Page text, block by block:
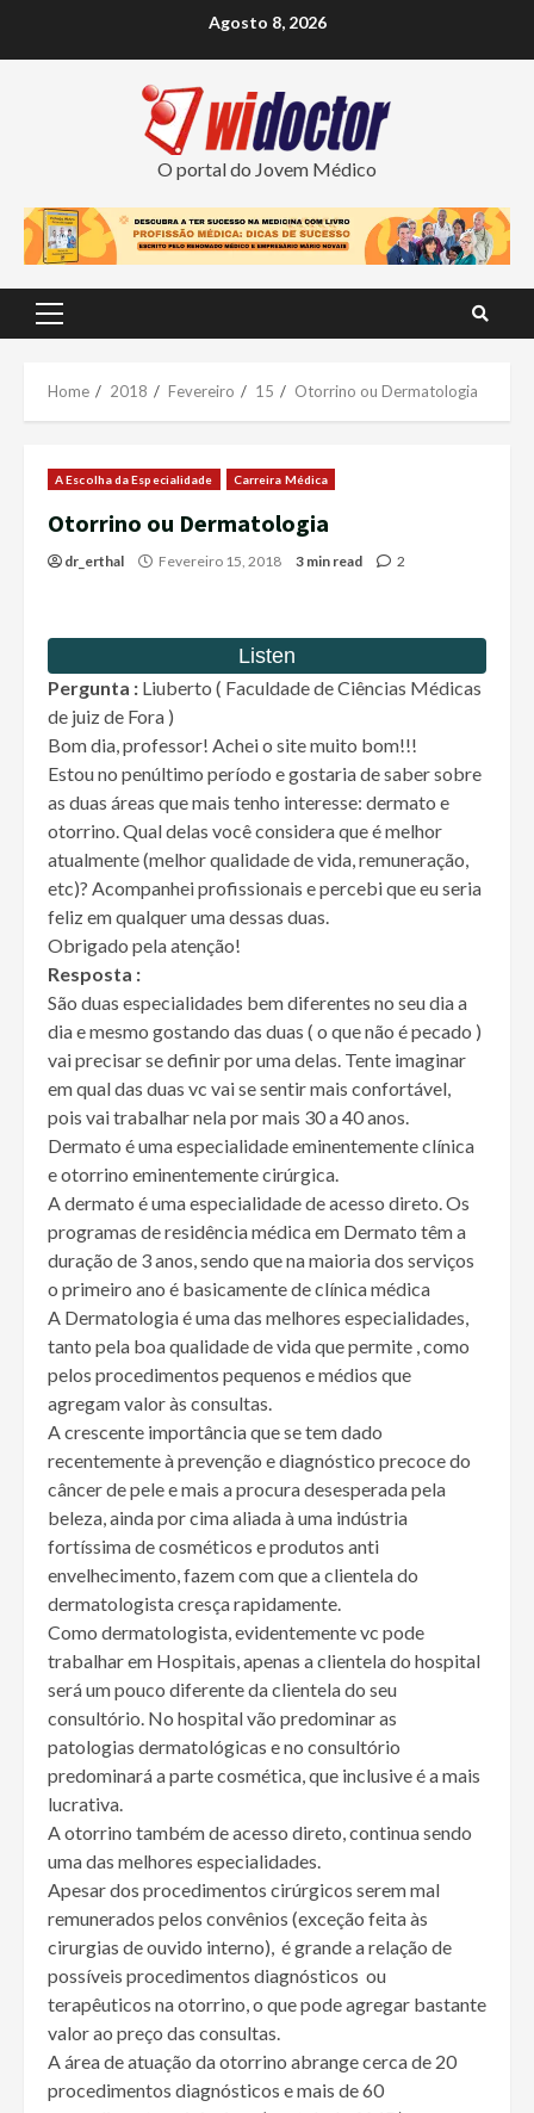
Agosto 8, 2026
O portal do Jovem Médico
Primary
Home 2018 Fevereiro 15 Otorrino ou Dermatologia
A Escolha da Especialidade Carreira Médica
Otorrino ou Dermatologia
dr_erthal Fevereiro 15, 2018 3 min read 2
Pergunta : Liuberto ( Faculdade de Ciências Médicas
de juiz de Fora )
Bom dia, professor! Achei o site muito bom!!!
Estou no penúltimo período e gostaria de saber sobre
as duas áreas que mais tenho interesse: dermato e
otorrino. Qual delas você considera que é melhor
atualmente (melhor qualidade de vida, remuneração,
etc)? Acompanhei profissionais e percebi que eu seria
feliz em qualquer uma dessas duas.
Obrigado pela atenção!
Resposta :
São duas especialidades bem diferentes no seu dia a
dia e mesmo gostando das duas ( o que não é pecado )
vai precisar se definir por uma delas. Tente imaginar
em qual das duas vc vai se sentir mais confortável,
pois vai trabalhar nela por mais 30 a 40 anos.
Dermato é uma especialidade eminentemente clínica
e otorrino eminentemente cirúrgica.
A dermato é uma especialidade de acesso direto. Os
programas de residência médica em Dermato têm a
duração de 3 anos, sendo que na maioria dos serviços
o primeiro ano é basicamente de clínica médica
A Dermatologia é uma das melhores especialidades,
tanto pela boa qualidade de vida que permite , como
pelos procedimentos pequenos e médios que
agregam valor às consultas.
A crescente importância que se tem dado
recentemente à prevenção e diagnóstico precoce do
câncer de pele e mais a procura desesperada pela
beleza, ainda por cima aliada à uma indústria
fortíssima de cosméticos e produtos anti
envelhecimento, fazem com que a clientela do
dermatologista cresça rapidamente.
Como dermatologista, evidentemente vc pode
trabalhar em Hospitais, apenas a clientela do hospital
será um pouco diferente da clientela do seu
consultório. No hospital vão predominar as
patologias dermatológicas e no consultório
predominará a parte cosmética, que inclusive é a mais
lucrativa.
A otorrino também de acesso direto, continua sendo
uma das melhores especialidades.
Apesar dos procedimentos cirúrgicos serem mal
remunerados pelos convênios (exceção feita às
cirurgias de ouvido interno), é grande a relação de
possíveis procedimentos diagnósticos ou
terapêuticos na otorrino, o que pode agregar bastante
valor ao preço das consultas.
A área de atuação da otorrino abrange cerca de 20
procedimentos diagnósticos e mais de 60